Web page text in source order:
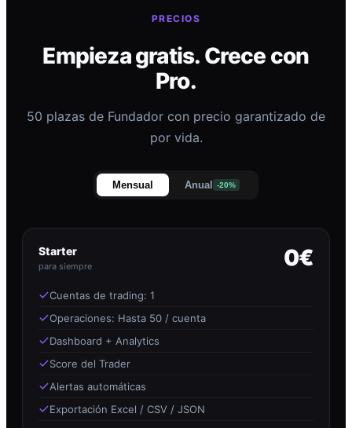
PRECIOS
Empieza gratis. Crece con
Pro.
50 plazas de Fundador con precio garantizado de
por vida.
Mensual Anual -20%
Starter
para siempre 0€
Cuentas de trading: 1
Operaciones: Hasta 50 / cuenta
Dashboard + Analytics
Score del Trader
Alertas automáticas
Exportación Excel / CSV / JSON